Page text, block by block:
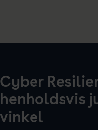
Cyber
henholdsvis
vinkel